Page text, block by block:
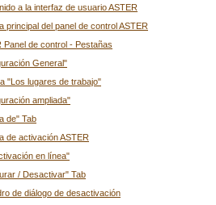
a la interfaz de usuario ASTER
principal del panel de control ASTER
Panel de control - Pestañas
General"
"Los lugares de trabajo"
ampliada"
de" Tab
de activación ASTER
en línea"
/ Desactivar" Tab
de diálogo de desactivación